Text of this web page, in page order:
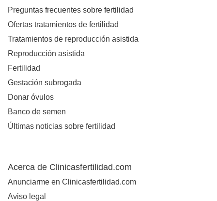
Preguntas frecuentes sobre fertilidad
Ofertas tratamientos de fertilidad
Tratamientos de reproducción asistida
Reproducción asistida
Fertilidad
Gestación subrogada
Donar óvulos
Banco de semen
Últimas noticias sobre fertilidad
Acerca de Clinicasfertilidad.com
Anunciarme en Clinicasfertilidad.com
Aviso legal